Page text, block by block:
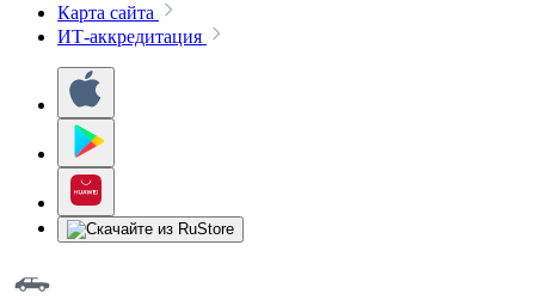
Карта сайта
ИТ-аккредитация